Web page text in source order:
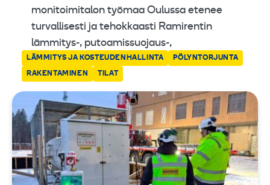
monitoimitalon työmaa Oulussa etenee
turvallisesti ja tehokkaasti Ramirentin
lämmitys-, putoamissuojaus-,
LÄMMITYS JA KOSTEUDENHALLINTA PÖLYNTORJUNTA
RAKENTAMINEN TILAT